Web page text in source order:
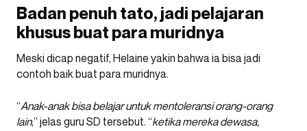
Badan penuh tato, jadi pelajaran
khusus buat para muridnya
Meski dicap negatif, Helaine yakin bahwa ia bisa jadi
contoh baik buat para muridnya.
“Anak-anak bisa belajar untuk mentoleransi orang-orang
lain,” jelas guru SD tersebut. “ketika mereka dewasa,